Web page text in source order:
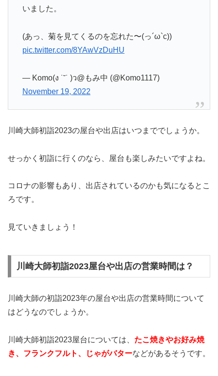
いました。
(あっ、菊を見てくるのを忘れた〜(っ´ω`с))
pic.twitter.com/8YAwVzDuHU
— Komo(ง ˙˘˙ )ว@もみ中 (@Komo1117)
November 19, 2022
川崎大師初詣2023の屋台や出店はいつまででしょうか。
せっかく初詣に行くのなら、屋台も楽しみたいですよね。
コロナの影響もあり、出店されているのかも気になるとこ
ろです。
見ていきましょう！
川崎大師初詣2023屋台や出店の営業時間は？
川崎大師の初詣2023年の屋台や出店の営業時間について
はどうなのでしょうか。
川崎大師初詣2023屋台については、 たこ焼きやお好み焼
き、フランクフルト、じゃがバターなどがあるそうです。